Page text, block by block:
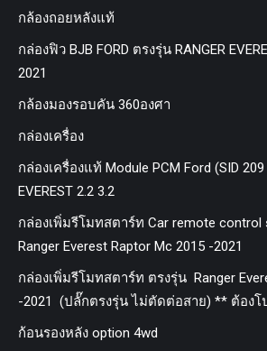
กล้องถอยหลังแท้
กล่องฟิว BJB FORD ตรงรุ่น RANGER
2021
กล้องมองรอบคัน 360องศา
กล่องเครื่อง
กล่องเครื่องแท้ Module PCM Ford (SID 209
EVEREST 2.2 3.2
กล่องเพิ่มรีโมทสตาร์ท Car remote control
Ranger Everest Raptor Mc 2015 -2021
กล่องเพิ่มรีโมทสตาร์ท ตรงรุ่น Ranger
-2021 (ปลั๊กตรงรุ่น ไม่ตัดต่อสาย) ** ต้อง
ก้อนรองหลัง option 4wd